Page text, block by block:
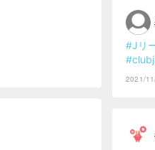
#Jリ
2021/